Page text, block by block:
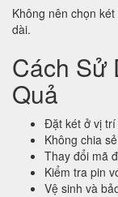
Không nên chọn
dài.
Cách Sử
Quả
Đặt két ở vị
Không chia
Thay đổi mã
Kiểm tra pin
Vệ sinh và